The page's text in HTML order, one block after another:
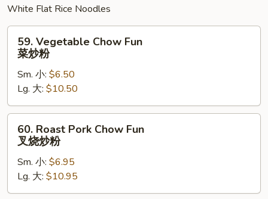
White Flat Rice Noodles
Vegetable
Chow
Fun
炒
粉
59. Vegetable Chow Fun
菜炒粉
Sm. 小: $6.50
Lg. 大: $10.50
Roast
Pork
Chow
Fun
叉
60. Roast Pork Chow Fun
叉烧炒粉
Sm. 小: $6.95
Lg. 大: $10.95